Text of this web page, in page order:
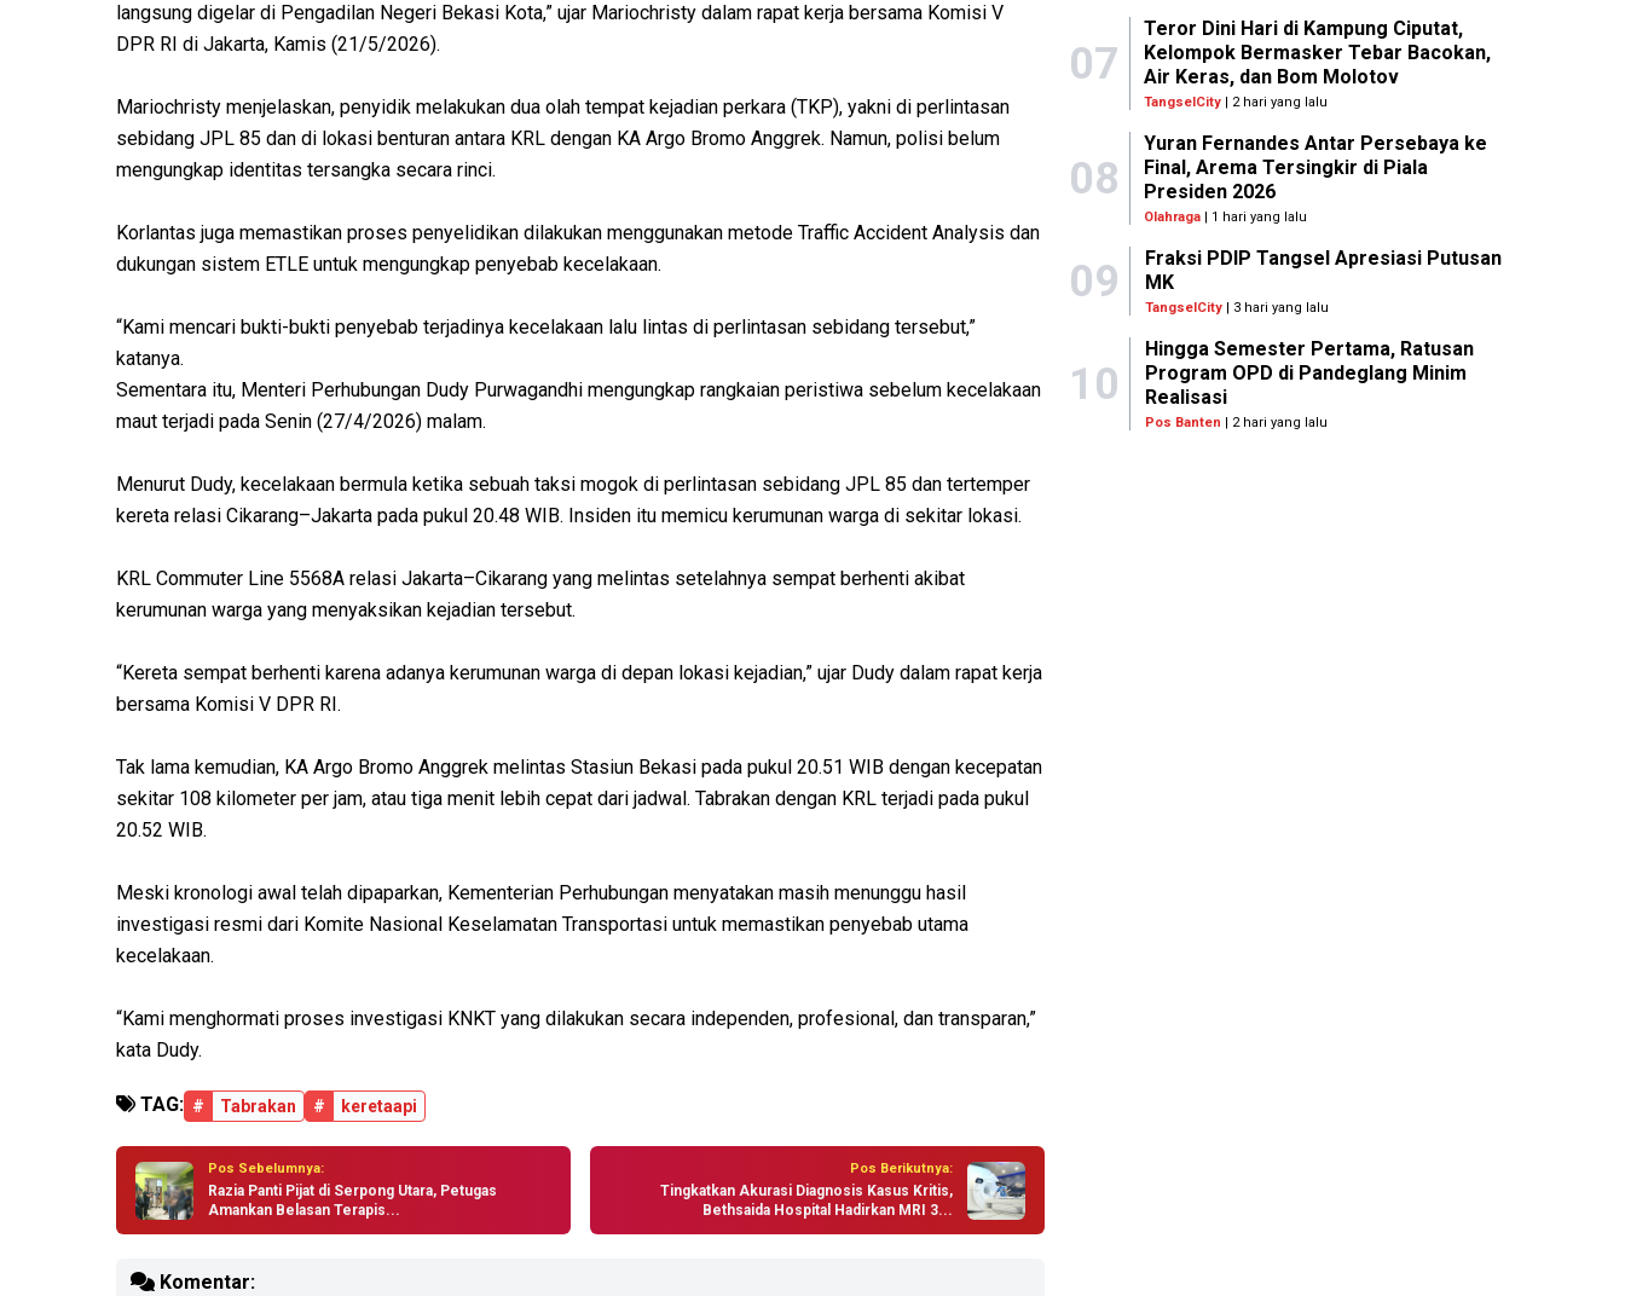
langsung digelar di Pengadilan Negeri Bekasi Kota,” ujar Mariochristy dalam rapat kerja bersama Komisi V
DPR RI di Jakarta, Kamis (21/5/2026).
Mariochristy menjelaskan, penyidik melakukan dua olah tempat kejadian perkara (TKP), yakni di perlintasan
sebidang JPL 85 dan di lokasi benturan antara KRL dengan KA Argo Bromo Anggrek. Namun, polisi belum
mengungkap identitas tersangka secara rinci.
Korlantas juga memastikan proses penyelidikan dilakukan menggunakan metode Traffic Accident Analysis dan
dukungan sistem ETLE untuk mengungkap penyebab kecelakaan.
“Kami mencari bukti-bukti penyebab terjadinya kecelakaan lalu lintas di perlintasan sebidang tersebut,”
katanya.
Sementara itu, Menteri Perhubungan Dudy Purwagandhi mengungkap rangkaian peristiwa sebelum kecelakaan
maut terjadi pada Senin (27/4/2026) malam.
Menurut Dudy, kecelakaan bermula ketika sebuah taksi mogok di perlintasan sebidang JPL 85 dan tertemper
kereta relasi Cikarang–Jakarta pada pukul 20.48 WIB. Insiden itu memicu kerumunan warga di sekitar lokasi.
KRL Commuter Line 5568A relasi Jakarta–Cikarang yang melintas setelahnya sempat berhenti akibat
kerumunan warga yang menyaksikan kejadian tersebut.
“Kereta sempat berhenti karena adanya kerumunan warga di depan lokasi kejadian,” ujar Dudy dalam rapat kerja
bersama Komisi V DPR RI.
Tak lama kemudian, KA Argo Bromo Anggrek melintas Stasiun Bekasi pada pukul 20.51 WIB dengan kecepatan
sekitar 108 kilometer per jam, atau tiga menit lebih cepat dari jadwal. Tabrakan dengan KRL terjadi pada pukul
20.52 WIB.
Meski kronologi awal telah dipaparkan, Kementerian Perhubungan menyatakan masih menunggu hasil
investigasi resmi dari Komite Nasional Keselamatan Transportasi untuk memastikan penyebab utama
kecelakaan.
“Kami menghormati proses investigasi KNKT yang dilakukan secara independen, profesional, dan transparan,”
kata Dudy.
TAG: # Tabrakan # keretaapi
Pos Sebelumnya:
Razia Panti Pijat di Serpong Utara, Petugas
Amankan Belasan Terapis...
Pos Berikutnya:
Tingkatkan Akurasi Diagnosis Kasus Kritis,
Bethsaida Hospital Hadirkan MRI 3...
Komentar:
07
Teror Dini Hari di Kampung Ciputat,
Kelompok Bermasker Tebar Bacokan,
Air Keras, dan Bom Molotov
TangselCity | 2 hari yang lalu
08
Yuran Fernandes Antar Persebaya ke
Final, Arema Tersingkir di Piala
Presiden 2026
Olahraga | 1 hari yang lalu
09
Fraksi PDIP Tangsel Apresiasi Putusan
MK
TangselCity| 3 hari yang lalu
10
Hingga Semester Pertama, Ratusan
Program OPD di Pandeglang Minim
Realisasi
Pos Banten | 2 hari yang lalu